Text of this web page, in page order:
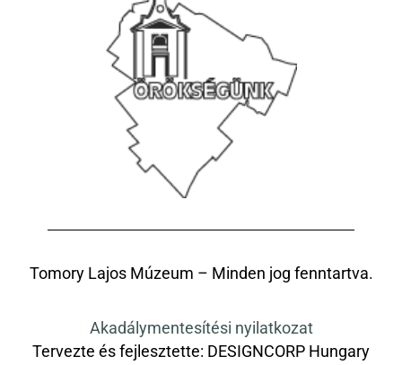
Tomory Lajos Múzeum – Minden jog fenntartva.
Akadálymentesítési nyilatkozat
Tervezte és fejlesztette: DESIGNCORP Hungary